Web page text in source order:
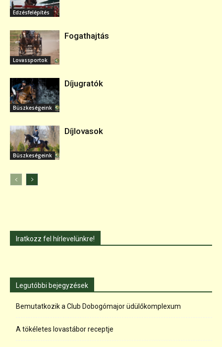
Edzésfelépítés
Lovassportok
Fogathajtás
Büszkeségeink
Díjugratók
Büszkeségeink
Díjlovasok
Iratkozz fel hírlevelünkre!
Legutóbbi bejegyzések
Bemutatkozik a Club Dobogómajor üdülőkomplexum
A tökéletes lovastábor receptje